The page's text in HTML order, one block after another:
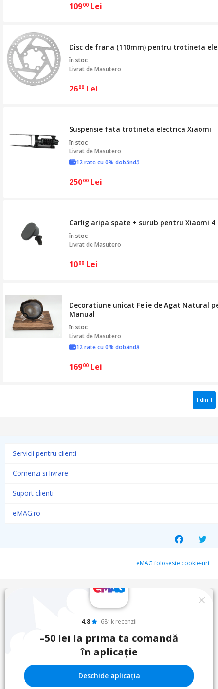
10900 Lei
Disc de frana (110mm) pentru trotineta
în stoc
Livrat deMasutero
2600 Lei
Suspensie fata trotineta electrica Xiaomi
în stoc
Livrat deMasutero
12 rate cu 0% dobândă
25000 Lei
Carlig aripa spate + surub pentru Xiaomi 4
în stoc
Livrat deMasutero
1000 Lei
Decoratiune unicat Felie de Agat Natural
Manual
în stoc
Livrat deMasutero
12 rate cu 0% dobândă
16900 Lei
1 din 1
Servicii pentru clienti
Comenzi si livrare
Suport clienti
eMAG.ro
eMAG foloseste cookie-uri
4.8 681k recenzii
–50 lei la prima ta comandă
în aplicație
Deschide aplicația